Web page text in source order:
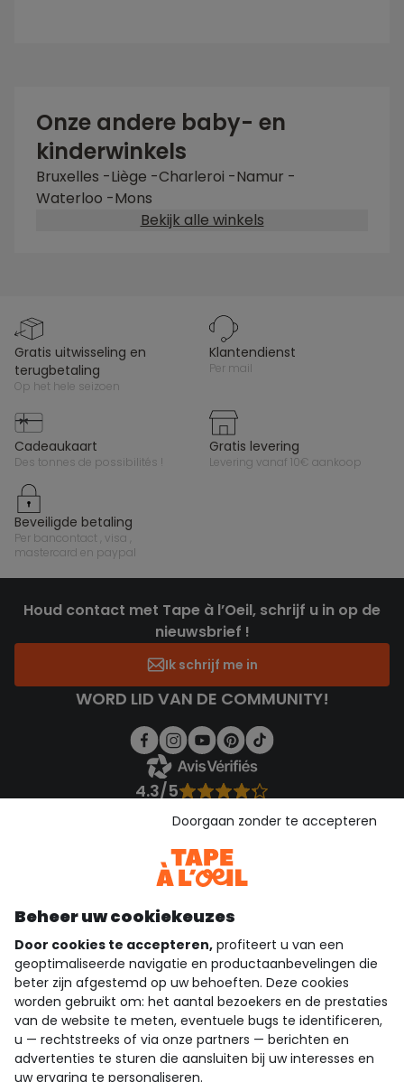
Onze andere baby- en
kinderwinkels
Bruxelles -Liège -Charleroi -Namur -
Waterloo -Mons
Bekijk alle winkels
gratis uitwisseling en
terugbetaling
op het hele seizoen
klantendienst
per mail
cadeaukaart
des tonnes de possibilités !
gratis levering
levering vanaf 10€ aankoop
beveiligde betaling
per bancontact , visa ,
mastercard en paypal
Houd contact met Tape à l’Oeil, schrijf u in op de
nieuwsbrief !
Ik schrijf me in
WORD LID VAN DE COMMUNITY!
4.3/5
Bekijk de vertrouwensverklaring
Download onze applicatie
Ontdek onze applicatie
wie zijn we?
hulp nodig
loyalty club
Beheer uw cookiekeuzes
Door cookies te accepteren, profiteert u van een
geoptimaliseerde navigatie en productaanbevelingen die
beter zijn afgestemd op uw behoeften. Deze cookies
worden gebruikt om: het aantal bezoekers en de prestaties
van de website te meten, eventuele bugs te identificeren,
u — rechtstreeks of via onze partners — berichten en
advertenties te sturen die aansluiten bij uw interesses en
uw ervaring te personaliseren.
Doorgaan zonder te accepteren